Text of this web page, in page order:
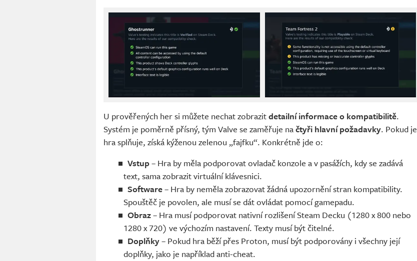
U prověřených her si můžete nechat zobrazitdetailní informace o kompatibilitě.
Systém je poměrně přísný, tým Valve se zaměřuje načtyři hlavní požadavky. Pokud je
hra splňuje, získá kýženou zelenou „fajfku“. Konkrétně jde o:
Vstup– Hra by měla podporovat ovladač konzole a v pasážích, kdy se zadává
text, sama zobrazit virtuální klávesnici.
Software– Hra by neměla zobrazovat žádná upozornění stran kompatibility.
Spouštěč je povolen, ale musí se dát ovládat pomocí gamepadu.
Obraz– Hra musí podporovat nativní rozlišení Steam Decku (1280 x 800 nebo
1280 x 720) ve výchozím nastavení. Texty musí být čitelné.
Doplňky– Pokud hra běží přes Proton, musí být podporovány i všechny její
doplňky, jako je například anti-cheat.